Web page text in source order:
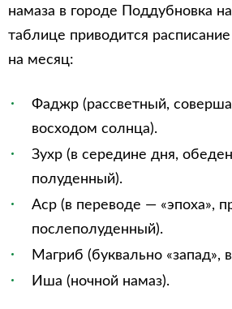
намаза в городе Поддубновка
таблице приводится
на месяц:
Фаджр (рассветный,
восходом солнца).
Зухр (в середине дня,
полуденный).
Аср (в переводе — «эпоха»,
послеполуденный).
Магриб (буквально «запад»,
Иша (ночной намаз).